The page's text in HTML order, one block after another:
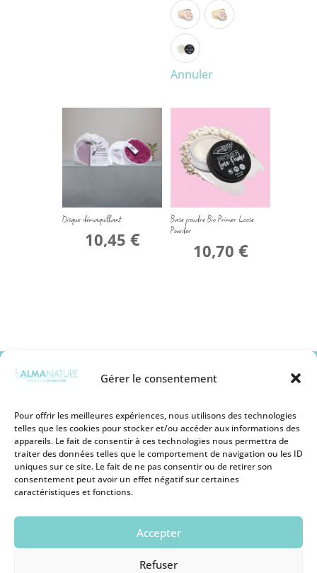
Gérer le consentement
Pour offrir les meilleures expériences, nous utilisons des technologies
telles que les cookies pour stocker et/ou accéder aux informations des
appareils. Le fait de consentir à ces technologies nous permettra de
traiter des données telles que le comportement de navigation ou les ID
uniques sur ce site. Le fait de ne pas consentir ou de retirer son
consentement peut avoir un effet négatif sur certaines
caractéristiques et fonctions.
Accepter
Refuser
Annuler
Disque démaquillant
10,45 €
Base poudre Bio Primer Loose
Powder
10,70 €
Mentions légales
Conditions générales de vente
Politique de remboursement
Politique de Protection des Cookies
Personnelles
Conditions d’utilisation
Devenir revendeur